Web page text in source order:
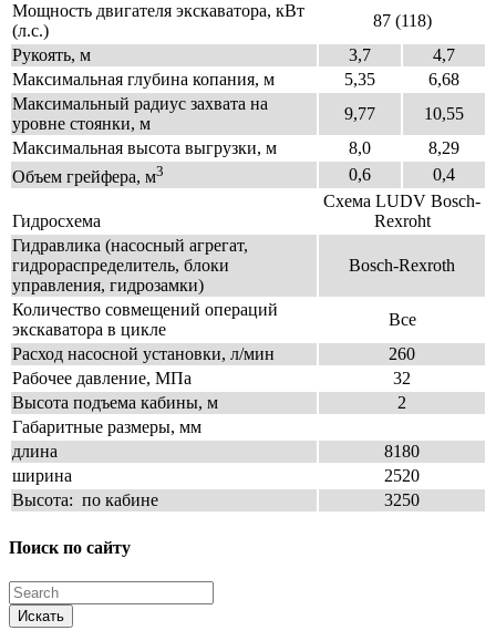
Мощность двигателя экскаватора, кВт
(л.с.)
87 (118)
Рукоять, м
3,7
4,7
Максимальная глубина копания, м
5,35
6,68
Максимальный радиус захвата на
уровне стоянки, м
9,77
10,55
Максимальная высота выгрузки, м
8,0
8,29
Объем грейфера, м3 0,6 0,4
Гидросхема
Схема LUDV Bosch-
Rexroht
Гидравлика (насосный агрегат,
гидрораспределитель, блоки
управления, гидрозамки)
Bosch-Rexroth
Количество совмещений операций
экскаватора в цикле
Все
Расход насосной установки, л/мин
260
Рабочее давление, МПа
32
Высота подъема кабины, м
2
Габаритные размеры, мм
длина
8180
ширина
2520
Высота: по кабине
3250
Поиск по сайту